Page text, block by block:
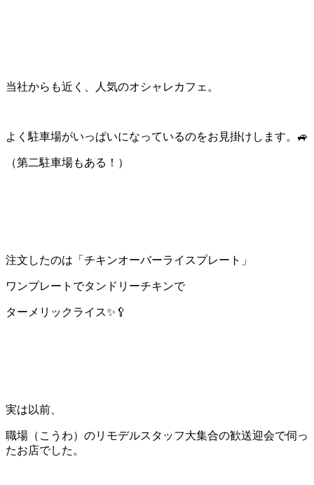
当社からも近く、人気のオシャレカフェ。
よく駐車場がいっぱいになっているのをお見掛けします。🚙
（第二駐車場もある！）
注文したのは「チキンオーバーライスプレート」
ワンプレートでタンドリーチキンで
ターメリックライス✨🥄
実は以前、
職場（こうわ）のリモデルスタッフ大集合の歓送迎会で伺っ
たお店でした。